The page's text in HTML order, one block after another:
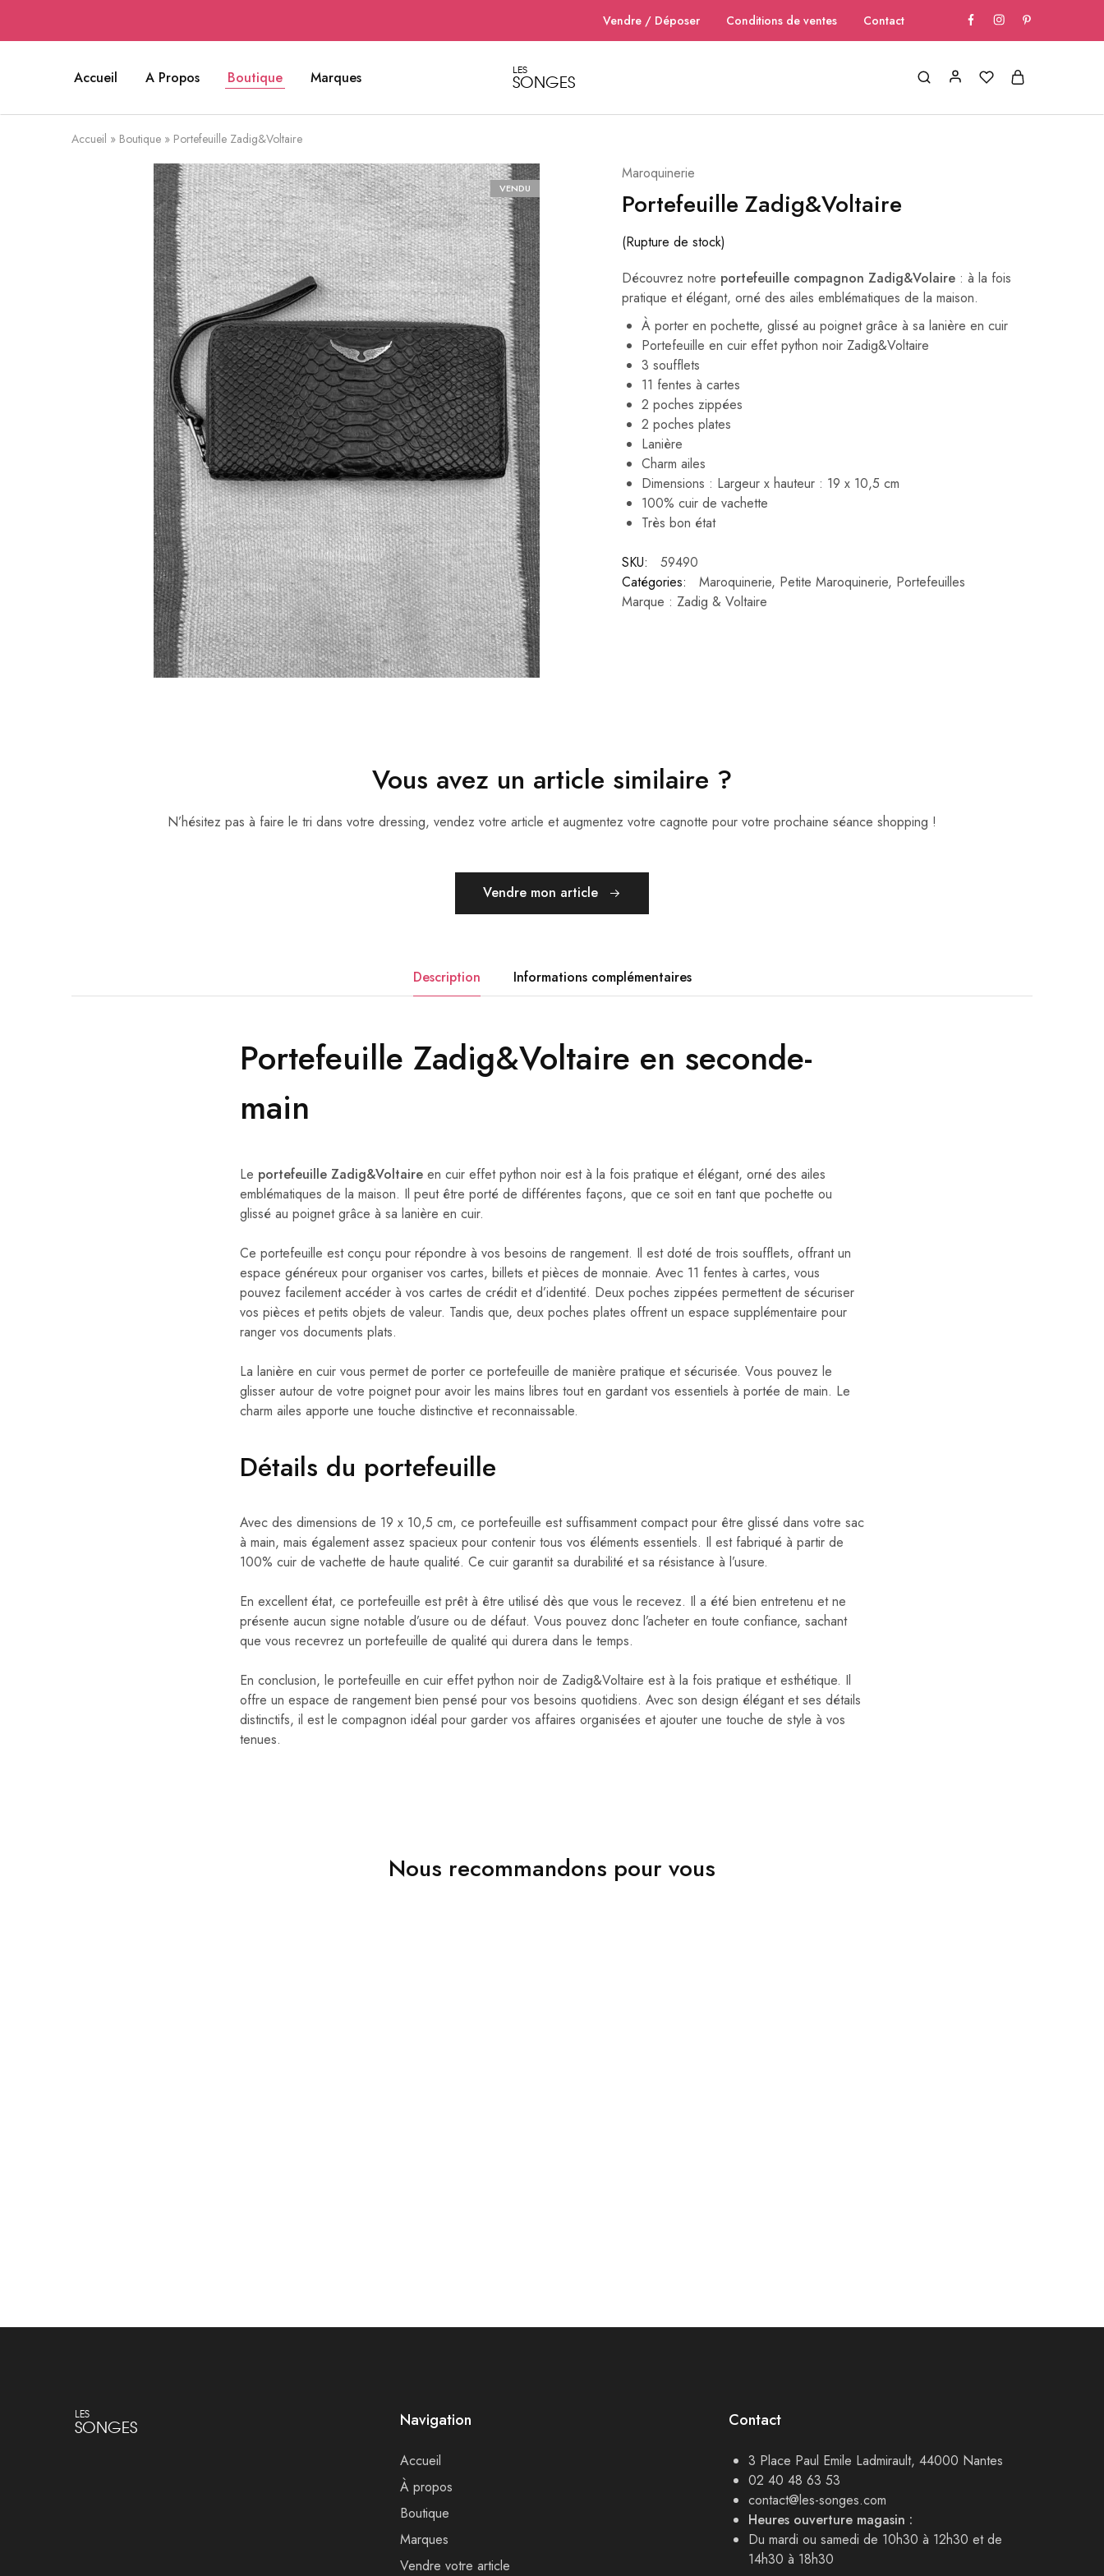
Vendre / Déposer Conditions de ventes Contact
Accueil A Propos Boutique Marques SONGES
LES
Dépôt
de
luxe
pour
femme
à
Nantes
–
Les
Songes
Dépôt
de
luxe
pour
femme
à
Nantes
Accueil » Boutique » Portefeuille Zadig&Voltaire
VENDU
Maroquinerie
Portefeuille Zadig&Voltaire
(Rupture de stock)
Découvrez notre portefeuille compagnon Zadig&Volaire: à la fois
pratique et élégant, orné des ailes emblématiques de la maison.
À porter en pochette, glissé au poignet grâce à sa lanière en cuir
Portefeuille en cuir effet python noir Zadig&Voltaire
3 soufflets
11 fentes à cartes
2 poches zippées
2 poches plates
Lanière
Charm ailes
Dimensions : Largeur x hauteur : 19 x 10,5 cm
100% cuir de vachette
Très bon état
SKU:
59490
Catégories:
Maroquinerie, Petite Maroquinerie, Portefeuilles
Marque : Zadig & Voltaire
Vous avez un article similaire ?
N’hésitez pas à faire le tri dans votre dressing, vendez votre article et augmentez votre cagnotte pour votre prochaine séance shopping !
Vendre mon article
Description Informations complémentaires
Portefeuille Zadig&Voltaire en seconde-
main
Le portefeuille Zadig&Voltaire en cuir effet python noir est à la fois pratique et élégant, orné des ailes
emblématiques de la maison. Il peut être porté de différentes façons, que ce soit en tant que pochette ou
glissé au poignet grâce à sa lanière en cuir.
Ce portefeuille est conçu pour répondre à vos besoins de rangement. Il est doté de trois soufflets, offrant un
espace généreux pour organiser vos cartes, billets et pièces de monnaie. Avec 11 fentes à cartes, vous
pouvez facilement accéder à vos cartes de crédit et d’identité. Deux poches zippées permettent de sécuriser
vos pièces et petits objets de valeur. Tandis que, deux poches plates offrent un espace supplémentaire pour
ranger vos documents plats.
La lanière en cuir vous permet de porter ce portefeuille de manière pratique et sécurisée. Vous pouvez le
glisser autour de votre poignet pour avoir les mains libres tout en gardant vos essentiels à portée de main. Le
charm ailes apporte une touche distinctive et reconnaissable.
Détails du portefeuille
Avec des dimensions de 19 x 10,5 cm, ce portefeuille est suffisamment compact pour être glissé dans votre sac
à main, mais également assez spacieux pour contenir tous vos éléments essentiels. Il est fabriqué à partir de
100% cuir de vachette de haute qualité. Ce cuir garantit sa durabilité et sa résistance à l’usure.
En excellent état, ce portefeuille est prêt à être utilisé dès que vous le recevez. Il a été bien entretenu et ne
présente aucun signe notable d’usure ou de défaut. Vous pouvez donc l’acheter en toute confiance, sachant
que vous recevrez un portefeuille de qualité qui durera dans le temps.
En conclusion, le portefeuille en cuir effet python noir de Zadig&Voltaire est à la fois pratique et esthétique. Il
offre un espace de rangement bien pensé pour vos besoins quotidiens. Avec son design élégant et ses détails
distinctifs, il est le compagnon idéal pour garder vos affaires organisées et ajouter une touche de style à vos
tenues.
Nous recommandons pour vous
SONGES
LES Navigation
Accueil
À propos
Boutique
Marques
Vendre votre article
Contact
3 Place Paul Emile Ladmirault, 44000 Nantes
02 40 48 63 53
contact@les-songes.com
Heures ouverture magasin :
Du mardi ou samedi de 10h30 à 12h30 et de
14h30 à 18h30